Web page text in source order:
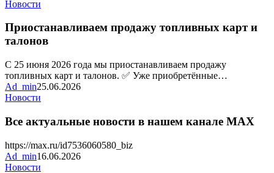
Новости
топливных
и
Приостанавливаем продажу топливных карт и
талонов
С 25 июня 2026 года мы приостанавливаем продажу
топливных карт и талонов. ✅ Уже приобретённые…
Ad_min25.06.2026
Новости
новости
в
нашем
канале
MAX
Все актуальные новости в нашем канале MAX
https://max.ru/id7536060580_biz
Ad_min16.06.2026
Новости